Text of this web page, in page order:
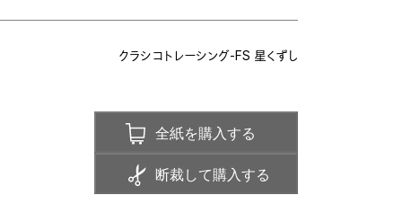
クラシコトレーシング-FS 星くずし
全紙を購入する
断裁して購入する